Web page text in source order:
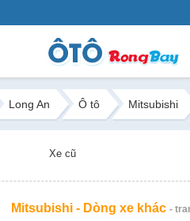
Long An Ô tô Mitsubishi
Xe cũ
Mitsubishi - Dòng xe khác -